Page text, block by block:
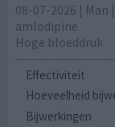
08-07-2026 | Man
amlodipine
Hoge bloeddruk
Effectiviteit
Hoeveelheid
Bijwerkingen